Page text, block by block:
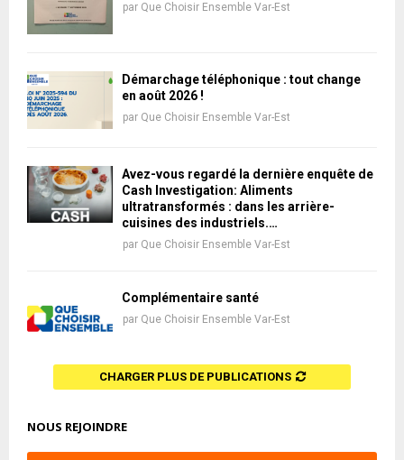
par Que Choisir Ensemble Var-Est
Démarchage téléphonique : tout change
en août 2026 !
par Que Choisir Ensemble Var-Est
Avez-vous regardé la dernière enquête de
Cash Investigation: Aliments
ultratransformés : dans les arrière-
cuisines des industriels.…
par Que Choisir Ensemble Var-Est
Complémentaire santé
par Que Choisir Ensemble Var-Est
CHARGER PLUS DE PUBLICATIONS
NOUS REJOINDRE